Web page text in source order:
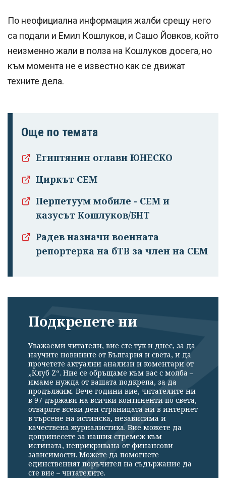
По неофициална информация жалби срещу него
са подали и Емил Кошлуков, и Сашо Йовков, който
неизменно жали в полза на Кошлуков досега, но
към момента не е известно как се движат
техните дела.
Още по темата
Египтянин оглави ЮНЕСКО
Циркът СЕМ
Перпетуум мобиле - СЕМ и
казусът Кошлуков/БНТ
Радев назначи военната
репортерка на бТВ за член на СЕМ
Подкрепете ни
Уважаеми читатели, вие сте тук и днес, за да
научите новините от България и света, и да
прочетете актуални анализи и коментари от
„Клуб Z“. Ние се обръщаме към вас с молба –
имаме нужда от вашата подкрепа, за да
продължим. Вече години вие, читателите ни
в 97 държави на всички континенти по света,
отваряте всеки ден страницата ни в интернет
в търсене на истинска, независима и
качествена журналистика. Вие можете да
допринесете за нашия стремеж към
истината, неприкривана от финансови
зависимости. Можете да помогнете
единственият поръчител на съдържание да
сте вие – читателите.